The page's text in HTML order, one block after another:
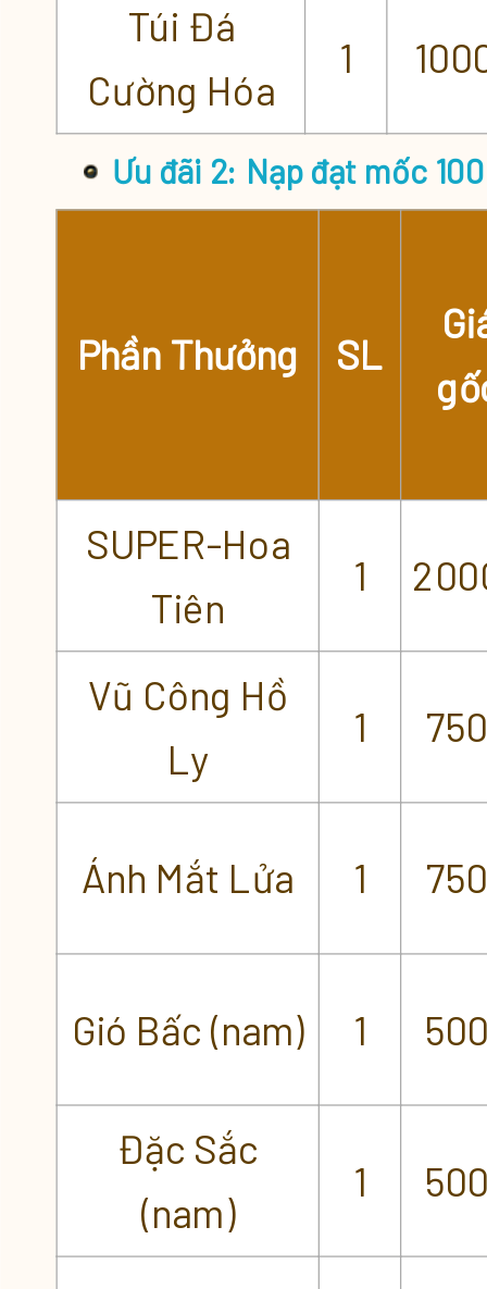
Túi Đá
Cường Hóa
1
Ưu đãi 2: Nạp đạt mốc
Phần Thưởng SL
SUPER-Hoa
Tiên
1
Vũ Công Hồ
Ly
1
Ánh Mắt Lửa 1
Gió Bấc (nam) 1
Đặc Sắc
(nam)
1